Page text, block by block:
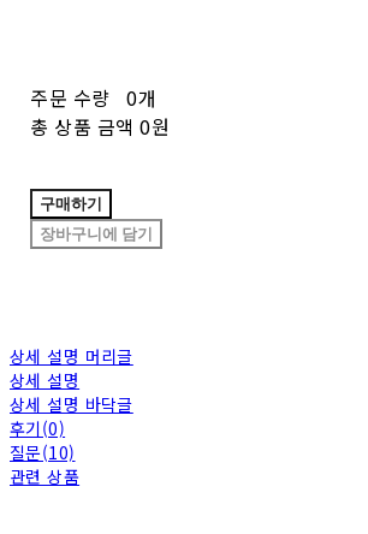
주문 수량 0개
총 상품 금액 0원
구매하기
장바구니에 담기
상세 설명 머리글
상세 설명
상세 설명 바닥글
후기(0)
질문(10)
관련 상품